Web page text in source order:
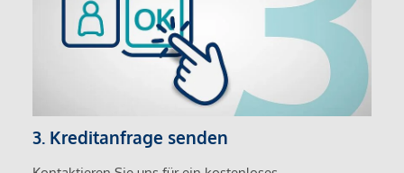
3. Kreditanfrage senden